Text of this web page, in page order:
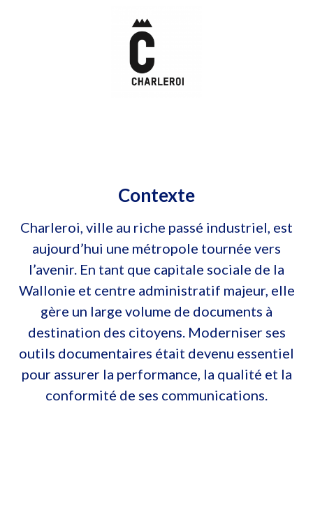
Contexte
Charleroi, ville au riche passé industriel, est
aujourd’hui une métropole tournée vers
l’avenir. En tant que capitale sociale de la
Wallonie et centre administratif majeur, elle
gère un large volume de documents à
destination des citoyens. Moderniser ses
outils documentaires était devenu essentiel
pour assurer la performance, la qualité et la
conformité de ses communications.